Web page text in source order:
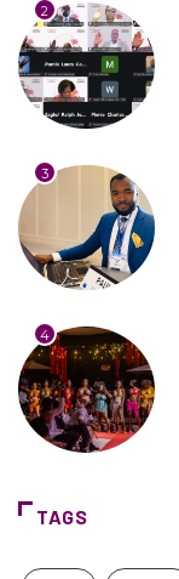
2
3
4
TAGS